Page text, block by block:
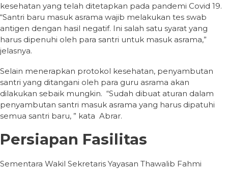
kesehatan yang telah ditetapkan pada pandemi Covid 19.
“Santri baru masuk asrama wajib melakukan tes swab
antigen dengan hasil negatif. Ini salah satu syarat yang
harus dipenuhi oleh para santri untuk masuk asrama,”
jelasnya.
Selain menerapkan protokol kesehatan, penyambutan
santri yang ditangani oleh para guru asrama akan
dilakukan sebaik mungkin. “Sudah dibuat aturan dalam
penyambutan santri masuk asrama yang harus dipatuhi
semua santri baru, ” kata Abrar.
Persiapan Fasilitas
Sementara Wakil Sekretaris Yayasan Thawalib Fahmi